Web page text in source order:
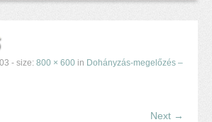
megbízás dokumentumai
26. tanév)
- size: 800 × 600 in Dohányzás-megelőzés –
Next →